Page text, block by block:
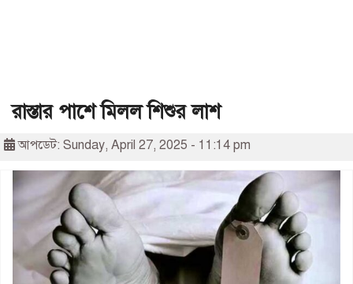
রাস্তার পাশে মিলল শিশুর লাশ
আপডেট: Sunday, April 27, 2025 - 11:14 pm